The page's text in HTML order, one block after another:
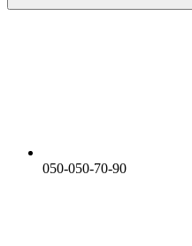
050-050-70-90